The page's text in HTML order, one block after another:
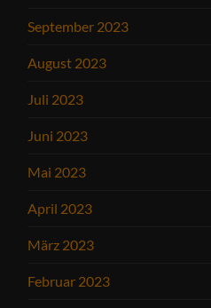
September 2023
August 2023
Juli 2023
Juni 2023
Mai 2023
April 2023
März 2023
Februar 2023